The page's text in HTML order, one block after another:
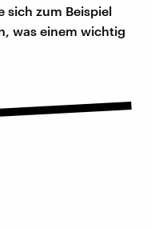
sich zum Beispiel
was einem wichtig